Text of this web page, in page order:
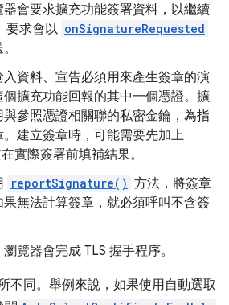
會要求擴充功能簽署資料，以繼續
要求會以 onSignatureRequested
資料、宣告必須用來產生簽章的演
擴充功能回報的其中一個憑證。擴
參照憑證相關聯的私密金鑰，為指
建立簽章時，可能需要先加上
實際簽署前填補結果。
reportSignature() 方法，將簽章
無法計算簽章，就必須呼叫不含簽
覽器會完成 TLS 握手程序。
不同。舉例來說，如果使用自動選取